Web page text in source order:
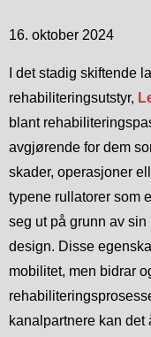
16. oktober 2024
I det stadig skiftende
rehabiliteringsutstyr,
blant
avgjørende for dem
skader, operasjoner
typene rullatorer som
seg ut på grunn av
design. Disse
mobilitet, men bidrar
kanalpartnere kan det